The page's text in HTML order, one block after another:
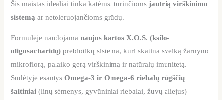
Šis maistas idealiai tinka katėms, turinčioms jautrią virškinimo
sistemą ar netoleruojančioms grūdų.
Formulėje naudojamanaujos kartos X.O.S. (ksilo-
oligosacharidų) prebiotikų sistema, kuri skatina sveiką žarnyno
mikroflorą, palaiko gerą virškinimą ir natūralų imunitetą.
Sudėtyje esantysOmega-3 ir Omega-6 riebalų rūgščių
šaltiniai (linų sėmenys, gyvūniniai riebalai, žuvų aliejus)